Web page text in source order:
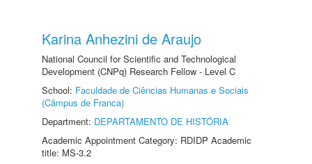
Karina Anhezini de Araujo
National Council for Scientific and Technological
Development (CNPq) Research Fellow - Level C
School: Faculdade de Ciências Humanas e Sociais
(Câmpus de Franca)
Department: DEPARTAMENTO DE HISTÓRIA
Academic Appointment Category: RDIDP Academic
title: MS-3.2